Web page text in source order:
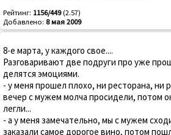
Рейтинг: 1156/449(2.57)
Добавлено: 8 мая 2009
8-е марта, у каждого свое....
Разговаривают две подруги про уже
делятся эмоциями.
- у меня прошел плохо, ни ресторана, ни
вечер с мужем молча просидели, потом
легли...
- а у меня замечательно, мы с мужем
заказали самое дорогое вино, потом